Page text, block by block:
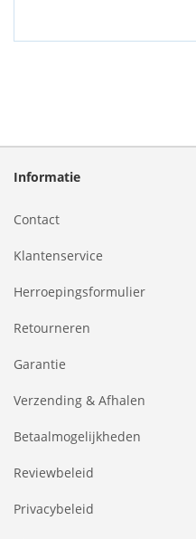
Informatie
Contact
Klantenservice
Herroepingsformulier
Retourneren
Garantie
Verzending & Afhalen
Betaalmogelijkheden
Reviewbeleid
Privacybeleid